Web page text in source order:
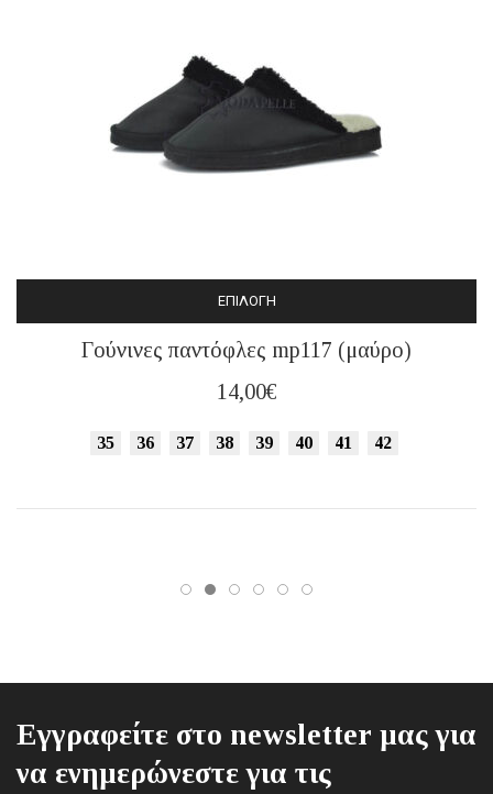
ΕΠΙΛΟΓΉ
το
προϊόν
πολλαπλές
επιλεγούν
του
Γούνινες παντόφλες mp117 (μαύρο)
14,00€
35 36 37 38 39 40 41 42
Εγγραφείτε στο newsletter μας για
να ενημερώνεστε για τις